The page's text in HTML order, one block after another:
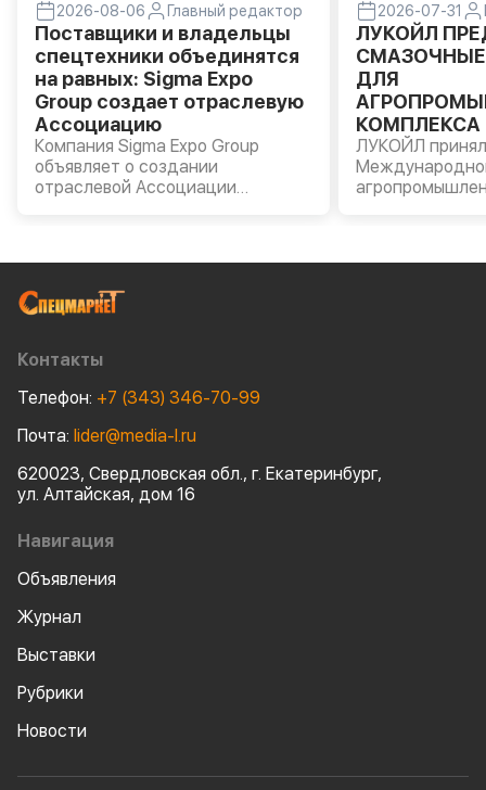
2026-08-06 Главный редактор
Поставщики и владельцы
спецтехники объединятся
на равных: Sigma Expo
Group создает отраслевую
Ассоциацию
Компания Sigma Expo Group
объявляет о создании
отраслевой Ассоциации
2026-07-31
ЛУКОЙЛ
ДЛЯ
КОМПЛЕКСА
ЛУКОЙЛ принял
моторные
Навигация
Объявления
Журнал
Выставки
Рубрики
Новости
Контакты
Телефон: +7 (343) 346-70-99
Почта: lider@media-l.ru
620023, Свердловская обл., г. Екатеринбург,
ул. Алтайская, дом 16